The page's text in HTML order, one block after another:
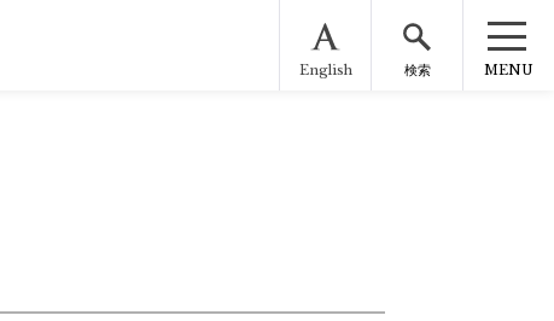
English 検索 MENU